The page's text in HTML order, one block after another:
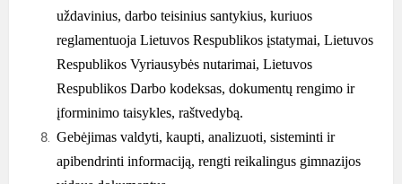
uždavinius, darbo teisinius santykius, kuriuos
reglamentuoja Lietuvos Respublikos įstatymai, Lietuvos
Respublikos Vyriausybės nutarimai, Lietuvos
Respublikos Darbo kodeksas, dokumentų rengimo ir
įforminimo taisykles, raštvedybą.
Gebėjimas valdyti, kaupti, analizuoti, sisteminti ir
apibendrinti informaciją, rengti reikalingus gimnazijos